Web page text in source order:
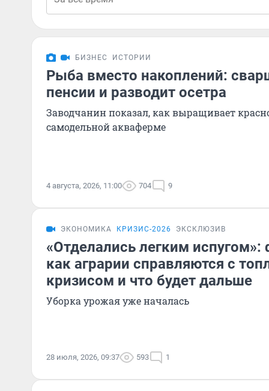
БИЗНЕС ИСТОРИИ
Рыба вместо накоплений:
пенсии и разводит осетра
Заводчанин показал, как выращивает
самодельной акваферме
4 августа, 2026, 11:00 704 9
ЭКОНОМИКА КРИЗИС-2026 ЭКСКЛЮЗИВ
«Отделались легким
как аграрии справляются с
кризисом и что будет дальше
Уборка урожая уже началась
28 июля, 2026, 09:37 593 1